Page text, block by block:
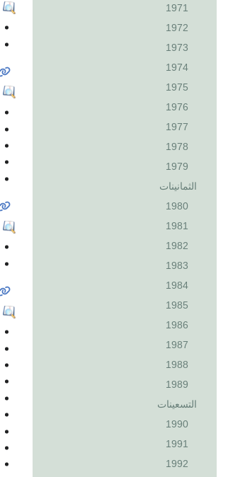
1971
1972
1973
1974
1975
1976
1977
1978
1979
الثمانينات
1980
1981
1982
1983
1984
1985
1986
1987
1988
1989
التسعينات
1990
1991
1992